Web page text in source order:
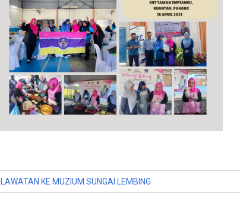
LAWATAN KE MUZIUM SUNGAI LEMBING